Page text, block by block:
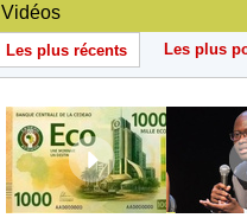
Vidéos
Les plus récents Les plus